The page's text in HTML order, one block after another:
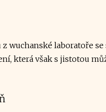
wuchanské laboratoře
která však s jistotou